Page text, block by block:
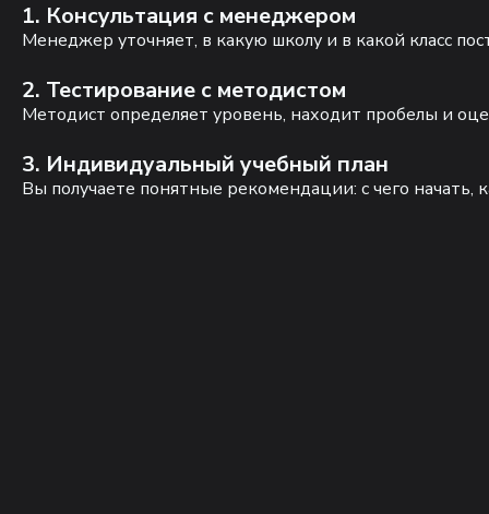
1. Консультация с менеджером
Менеджер уточняет, в какую школу и в какой класс
2. Тестирование с методистом
Методист определяет уровень, находит пробелы и
3. Индивидуальный учебный план
Вы получаете понятные рекомендации: с чего начать,